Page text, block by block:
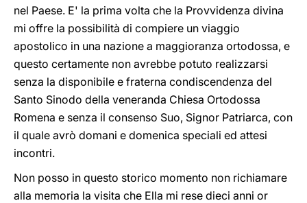
nel Paese. E' la prima volta che la Provvidenza divina
mi offre la possibilità di compiere un viaggio
apostolico in una nazione a maggioranza ortodossa, e
questo certamente non avrebbe potuto realizzarsi
senza la disponibile e fraterna condiscendenza del
Santo Sinodo della veneranda Chiesa Ortodossa
Romena e senza il consenso Suo, Signor Patriarca, con
il quale avrò domani e domenica speciali ed attesi
incontri.
Non posso in questo storico momento non richiamare
alla memoria la visita che Ella mi rese dieci anni or